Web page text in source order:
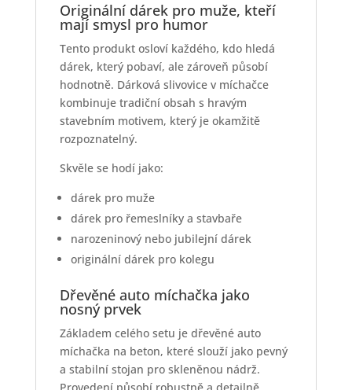
Originální dárek pro muže, kteří
mají smysl pro humor
Tento produkt osloví každého, kdo hledá
dárek, který pobaví, ale zároveň působí
hodnotně. Dárková slivovice v míchačce
kombinuje tradiční obsah s hravým
stavebním motivem, který je okamžitě
rozpoznatelný.
Skvěle se hodí jako:
dárek pro muže
dárek pro řemeslníky a stavbaře
narozeninový nebo jubilejní dárek
originální dárek pro kolegu
Dřevěné auto míchačka jako
nosný prvek
Základem celého setu je dřevěné auto
míchačka na beton, které slouží jako pevný
a stabilní stojan pro skleněnou nádrž.